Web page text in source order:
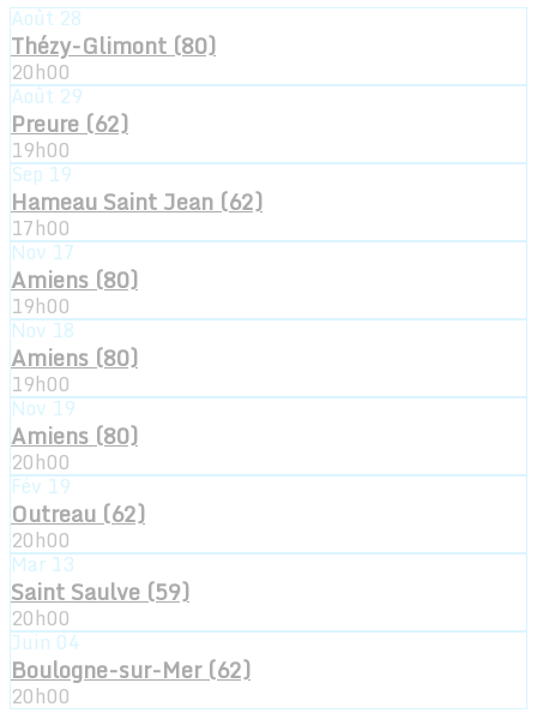
Août28
Thézy-Glimont (80)
20h00
Août29
Preure (62)
19h00
Sep19
Hameau Saint Jean (62)
17h00
Nov17
Amiens (80)
19h00
Nov18
Amiens (80)
19h00
Nov19
Amiens (80)
20h00
Fév19
Outreau (62)
20h00
Mar13
Saint Saulve (59)
20h00
Juin04
Boulogne-sur-Mer (62)
20h00